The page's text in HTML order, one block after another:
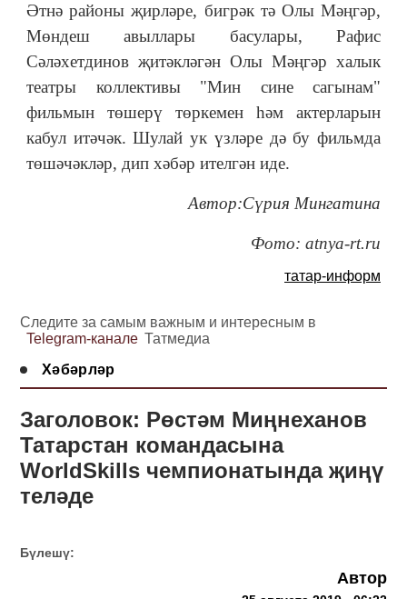
Әтнә районы җирләре, бигрәк тә Олы Мәңгәр,
Мөндеш авыллары басулары, Рафис
Сәләхетдинов җитәкләгән Олы Мәңгәр халык
театры коллективы "Мин сине сагынам"
фильмын төшерү төркемен һәм актерларын
кабул итәчәк. Шулай ук үзләре дә бу фильмда
төшәчәкләр, дип хәбәр ителгән иде.
Автор:Сүрия Мингатина
Фото: atnya-rt.ru
татар-информ
Следите за самым важным и интересным в
Telegram-канале Татмедиа
Хәбәрләр
Заголовок: Рөстәм Миңнеханов
Татарстан командасына
WorldSkills чемпионатында җиңү
теләде
Бүлешү:
Автор